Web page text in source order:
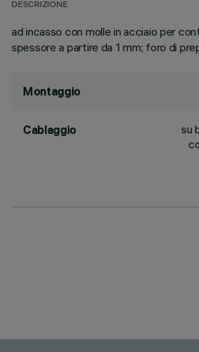
DESCRIZIONE
ad incasso con molle in acciaio per
spessore a partire da 1 mm; foro di
Montaggio
Cablaggio
su